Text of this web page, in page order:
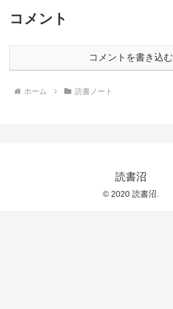
コメント
コメントを書き込む
ホーム 読書ノート
読書沼
© 2020 読書沼.